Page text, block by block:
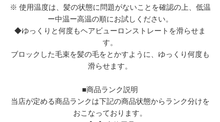
※ 使用温度は、髪の状態に問題がないことを確認の上、低温
ー中温ー高温の順にお試しください。
◆ゆっくりと何度もヘアビューロンストレートを滑らせま
す。
ブロックした毛束を髪の毛をとかすように、ゆっくり何度も
滑らせます。
■商品ランク説明
当店が定める商品ランクは下記の商品状態からランク分けを
おこなっております。